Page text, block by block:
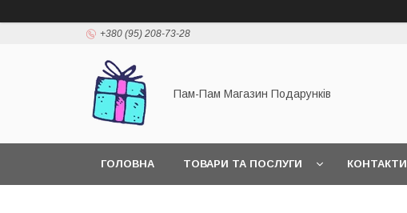
+380 (95) 208-73-28
Пам-Пам Магазин Подарунків
ГОЛОВНА ТОВАРИ ТА ПОСЛУГИ КОНТАКТИ